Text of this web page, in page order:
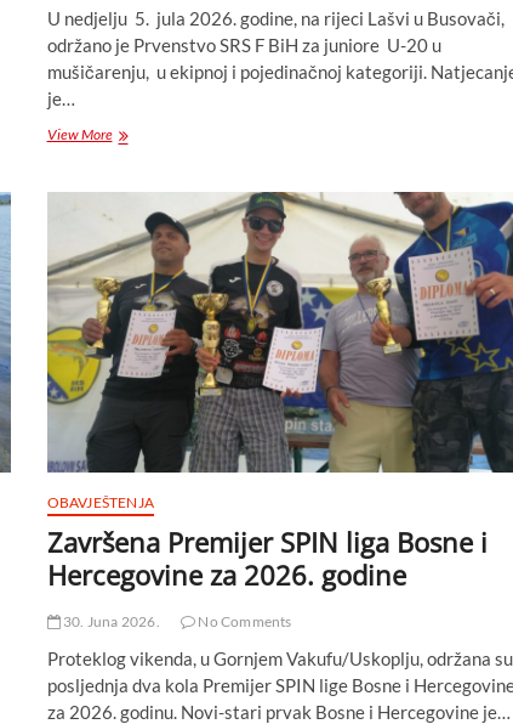
U nedjelju 5. jula 2026. godine, na rijeci Lašvi u Busovači,
održano je Prvenstvo SRS F BiH za juniore U-20 u
mušičarenju, u ekipnoj i pojedinačnoj kategoriji.
je…
View MoreOdržano
F
BiH
u
mušičarenju
za
juniore
OBAVJEŠTENJA
Završena Premijer SPIN liga Bosne i
Hercegovine za 2026. godine
30. Juna 2026. No Comments
Proteklog vikenda, u Gornjem Vakufu/Uskoplju, održana su
posljednja dva kola Premijer SPIN lige Bosne i
za 2026. godinu. Novi-stari prvak Bosne i Hercegovine je…